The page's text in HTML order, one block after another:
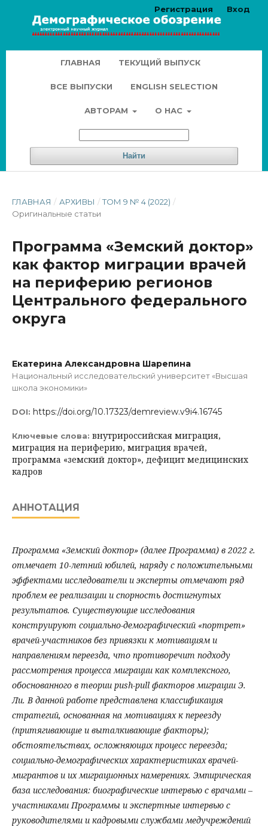
ГЛАВНАЯ ТЕКУЩИЙ ВЫПУСК
ВСЕ ВЫПУСКИ ENGLISH SELECTION
АВТОРАМ О НАС
Найти
Регистрация Вход
ГЛАВНАЯ / АРХИВЫ / ТОМ 9 № 4 (2022) /
Оригинальные статьи
Программа «Земский доктор»
как фактор миграции врачей
на периферию регионов
Центрального федерального
округа
Екатерина Александровна Шарепина
Национальный исследовательский университет «Высшая
школа экономики»
DOI: https://doi.org/10.17323/demreview.v9i4.16745
Ключевые слова: внутрироссийская миграция,
миграция на периферию, миграция врачей,
программа «земский доктор», дефицит медицинских
кадров
АННОТАЦИЯ
Программа «Земский доктор» (далее Программа) в 2022 г.
отмечает 10-летний юбилей, наряду с положительными
эффектами исследователи и эксперты отмечают ряд
проблем ее реализации и спорность достигнутых
результатов. Существующие исследования
конструируют социально-демографический «портрет»
врачей-участников без привязки к мотивациям и
направлениям переезда, что противоречит подходу
рассмотрения процесса миграции как комплексного,
обоснованного в теории push-pull факторов миграции Э.
Ли. В данной работе представлена классификация
стратегий, основанная на мотивациях к переезду
(притягивающие и выталкивающие факторы);
обстоятельствах, осложняющих процесс переезда;
социально-демографических характеристиках врачей-
мигрантов и их миграционных намерениях. Эмпирическая
база исследования: биографические интервью с врачами –
участниками Программы и экспертные интервью с
руководителями и кадровыми службами медучреждений